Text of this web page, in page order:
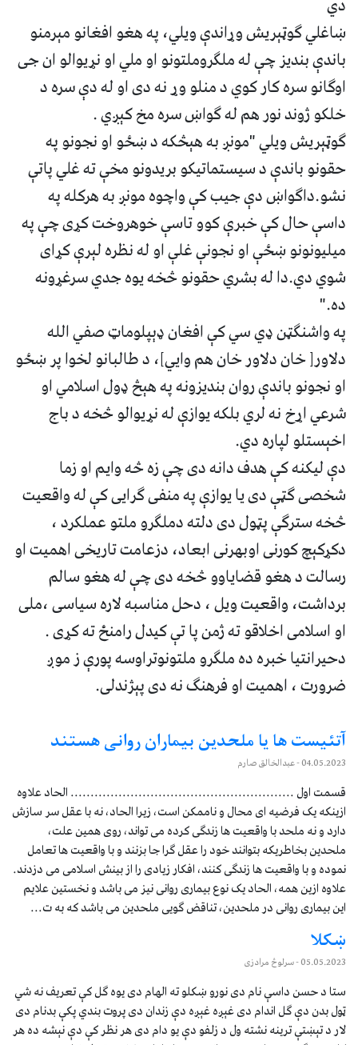
ښاغلي ګوټېریش وړاندې ویلي، په هغو افغانو مېرمنو
باندې بندیز چې له ملګروملتونو او ملي او نړیوالو ان جی
اوګانو سره کار کوي د منلو وړ نه دی او له دې سره د
خلکو ژوند نور هم له ګواښ سره مخ کېږي .
ګوټېریش ویلي "مونږ به هېڅکه د ښځو او نجونو په
حقونو باندې د سیستماتیکو بریدونو مخې ته غلي پاتې
نشو.داګواښ دې جیب کې واچوه مونږ به هرکله په
داسې حال کې خبرې کوو تاسې خوهروخت کړی چې په
میلیونونو ښځې او نجونې غلې او له نظره لېرې کړای
شوي دي.‌دا له بشري حقونو څخه یوه جدي سرغړونه
ده."
په واشنګټن ډي سي کې افغان ډېپلوماټ صفي الله
دلاور[ خان دلاور خان هم وايي]، د طالبانو لخوا پر ښځو
او نجونو باندې روان بندیزونه په هېڅ ډول اسلامي او
شرعي اړخ نه لري بلکه یوازې له نړیوالو څخه د باج
اخېستلو لپاره دي.
دې لیکنه کې هدف دانه دی چې زه څه وایم او زما
شخصی ګټې دی یا یوازې په منفی ګرایی کې له واقعیت
څخه سترګې پټول دی دلته دملګرو ملتو عملکرد ،
دکړکېچ کورنی اوبهرنی ابعاد، دزعامت تاریخی اهمیت او
رسالت د هغو قضایاوو څخه دی چې له هغو سالم
برداشت، واقعیت ویل ، دحل مناسبه لاره سیاسی ،ملی
او اسلامی اخلاقو ته ژمن پا تې کیدل رامنځ ته کړی .
دحیرانتیا خبره ده ملګرو ملتونوتراوسه پورې ز موږ
ضرورت ، اهمیت او فرهنګ نه دی پېژندلی.
آتئیست ها یا ملحدین بیماران روانی هستند
04.05.2023- عبدالخالق صارم
قسمت اول ........................................................ الحاد علاوه
ازینکه یک فرضیه ای محال و ناممکن است، زیرا الحاد، نه با عقل سر سازش
دارد و نه ملحد با واقعیت ها زندگی کرده می تواند، روی همین علت،
ملحدین بخاطریکه بتوانند خود را عقل گرا جا بزنند و با واقعیت ها تعامل
نموده و با واقعیت ها زندگی کنند، افکار زیادی را از بینش اسلامی می دزدند.
علاوه ازین همه، الحاد یک نوع بیماری روانی نیز می باشد و نخستین علایم
این بیماری روانی در ملحدین، تناقض گویی ملحدین می باشد که به ت...
ښکلا
05.05.2023- سرلوڅ مرادزی
ستا د حسن داسې نام دی نورو ښکلو ته الهام دی یوه ګل کې تعریف نه شي
ټول بدن دې ګل اندام دی غېږه غېږه دې زندان دی پروت بندي پکې بدنام دی
لار د تېښتې ترینه نشته ول د زلفو دې یو دام دی هر نظر کې دې نېشه ده هر